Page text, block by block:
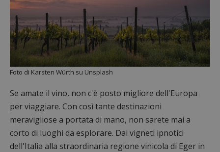
Foto di Karsten Würth su Unsplash
Se amate il vino, non c'è posto migliore dell'Europa
per viaggiare. Con così tante destinazioni
meravigliose a portata di mano, non sarete mai a
corto di luoghi da esplorare. Dai vigneti ipnotici
dell'Italia alla straordinaria regione vinicola di Eger in